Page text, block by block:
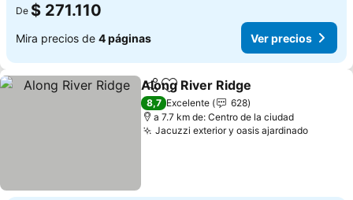
De $ 271.110
Mira precios de 4 páginas Ver precios
CompartirAgregar a favoritos
Along River Ridge
8,7 Excelente
628
a 7.7 km de: Centro de la ciudad
Jacuzzi exterior y oasis ajardinadoVer